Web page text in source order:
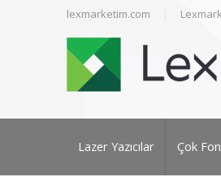
lexmarketim.com
Lazer Yazıcılar Çok